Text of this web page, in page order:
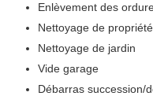
Enlèvement des
Nettoyage de propriété
Nettoyage de jardin
Vide garage
Débarras succession/